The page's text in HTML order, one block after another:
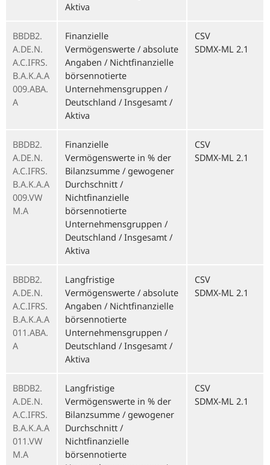
Aktiva
BBDB2.
A.DE.N.
A.C.IFRS.
B.A.K.A.A
009.ABA.
A
Finanzielle
Vermögenswerte / absolute
Angaben / Nichtfinanzielle
börsennotierte
Unternehmensgruppen /
Deutschland / Insgesamt /
Aktiva
CSV
SDMX-ML 2.1
BBDB2.
A.DE.N.
A.C.IFRS.
B.A.K.A.A
009.VW
M.A
Finanzielle
Vermögenswerte in % der
Bilanzsumme / gewogener
Durchschnitt /
Nichtfinanzielle
börsennotierte
Unternehmensgruppen /
Deutschland / Insgesamt /
Aktiva
CSV
SDMX-ML 2.1
BBDB2.
A.DE.N.
A.C.IFRS.
B.A.K.A.A
011.ABA.
A
Langfristige
Vermögenswerte / absolute
Angaben / Nichtfinanzielle
börsennotierte
Unternehmensgruppen /
Deutschland / Insgesamt /
Aktiva
CSV
SDMX-ML 2.1
BBDB2.
A.DE.N.
A.C.IFRS.
B.A.K.A.A
011.VW
M.A
Langfristige
Vermögenswerte in % der
Bilanzsumme / gewogener
Durchschnitt /
Nichtfinanzielle
börsennotierte
CSV
SDMX-ML 2.1